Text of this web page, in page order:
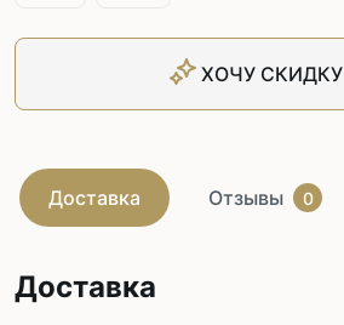
ХОЧУ СКИДКУ
Доставка Отзывы 0
Доставка